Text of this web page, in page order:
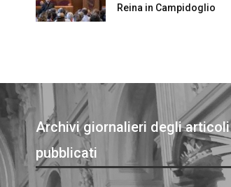
Reina in Campidoglio
Archivi giornalieri degli articoli
pubblicati